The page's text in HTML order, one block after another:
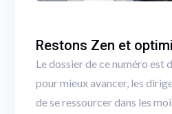
Restons Zen et
Le dossier de ce numéro est
pour mieux avancer, les
de se ressourcer dans les